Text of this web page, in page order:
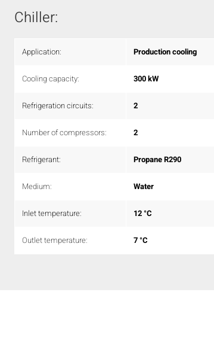
Chiller:
Application: Production cooling
Cooling capacity: 300 kW
Refrigeration circuits: 2
Number of compressors: 2
Refrigerant: Propane R290
Medium: Water
Inlet temperature: 12 °C
Outlet temperature: 7 °C